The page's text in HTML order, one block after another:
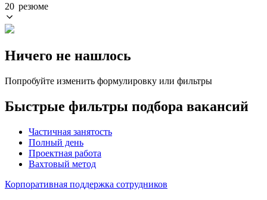
20 резюме
Ничего не нашлось
Попробуйте изменить формулировку или фильтры
Быстрые фильтры подбора вакансий
Частичная занятость
Полный день
Проектная работа
Вахтовый метод
Корпоративная поддержка сотрудников